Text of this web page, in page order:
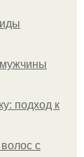
мужчины
подход к
с